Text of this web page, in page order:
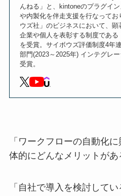
んねる」と、kintoneのプラグイ
や内製化を伴走支援を行なって
ウズ社」のビジネスにおいて、
企業や個人を表彰する制度である
を受賞。サイボウズ評価制度4年
部門(2023～2025年) インテグレ
受賞。
「ワークフローの自動化
体的にどんなメリットがあ
「自社で導入を検討して